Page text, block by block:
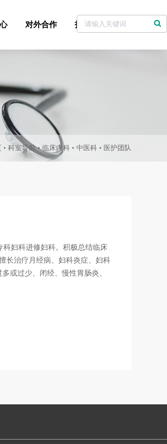
对外合作 招标采购 党委书记信箱
• 科室导航•临床内科 • 中医科 • 医护团队
妇科进修妇科。积极总结临床
长治疗月经病、妇科炎症、妇科
或过少、闭经、慢性胃肠炎、